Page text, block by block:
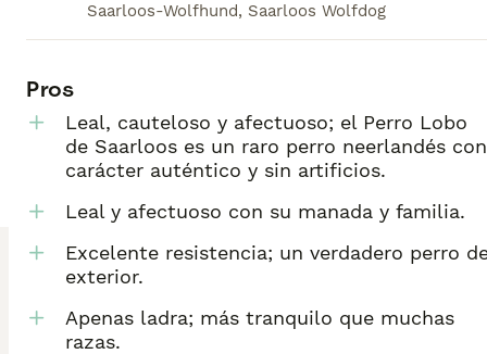
Saarloos-Wolfhund, Saarloos Wolfdog
Pros
Leal, cauteloso y afectuoso; el Perro Lobo
de Saarloos es un raro perro neerlandés con
carácter auténtico y sin artificios.
Leal y afectuoso con su manada y familia.
Excelente resistencia; un verdadero perro
exterior.
Apenas ladra; más tranquilo que muchas
razas.